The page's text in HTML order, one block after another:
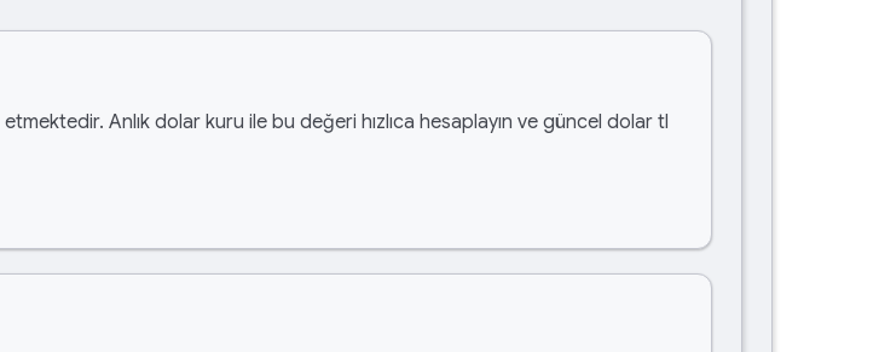
etmektedir. Anlık dolar kuru ile bu değeri hızlıca hesaplayın ve güncel dolar tl